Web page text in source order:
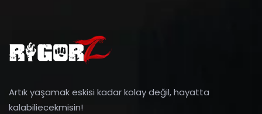
Artık yaşamak eskisi kadar kolay değil, hayatta
kalabiliecekmisin!